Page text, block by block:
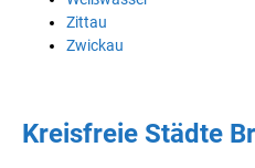
Zittau
Zwickau
Kreisfreie Städte